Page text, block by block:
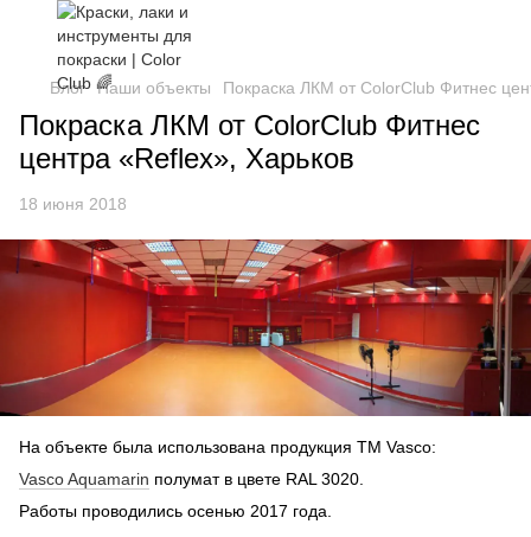
Блог Наши объекты Покраска ЛКМ от ColorClub Фитнес
Покраска ЛКМ от ColorClub Фитнес
центра «Reflex», Харьков
18 июня 2018
На объекте была использована продукция ТМ Vasco:
Vasco Aquamarin полумат в цвете RAL 3020.
Работы проводились осенью 2017 года.